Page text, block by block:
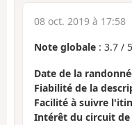
08 oct. 2019 à 17:58
Note globale : 3.7 / 5
Date de la
Fiabilité de la
Facilité à suivre
Intérêt du circuit de